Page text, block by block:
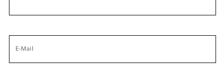
E-Mail